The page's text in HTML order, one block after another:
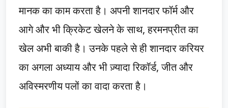
मानक का काम करता है। अपनी शानदार फॉर्म और
आगे और भी क्रिकेट खेलने के साथ, हरमनप्रीत का
खेल अभी बाकी है। उनके पहले से ही शानदार करियर
का अगला अध्याय और भी ज़्यादा रिकॉर्ड, जीत और
अविस्मरणीय पलों का वादा करता है।